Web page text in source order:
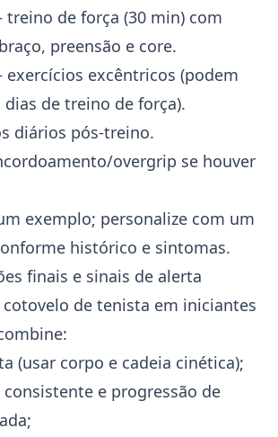
de força (30 min) com
preensão e core.
exercícios excêntricos (podem
de treino de força).
diários pós‑treino.
/overgrip se houver
exemplo; personalize com um
histórico e sintomas.
finais e sinais de alerta
cotovelo de tenista em iniciantes
(usar corpo e cadeia cinética);
e progressão de